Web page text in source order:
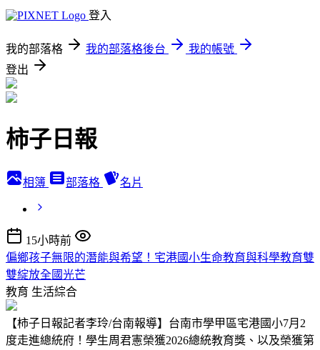
登入
我的部落格 我的部落格後台
我的帳號
登出
柿子日報
相簿 部落格 名片
15小時前
偏鄉孩子無限的潛能與希望！宅港國小生命教育與科學教育雙
雙綻放全國光芒
教育 生活綜合
【柿子日報記者李玲/台南報導】台南市學甲區宅港國小7月2
度走進總統府！學生周君憲榮獲2026總統教育獎、以及榮獲第